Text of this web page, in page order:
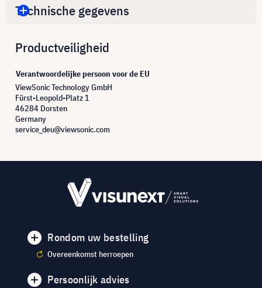
Technische gegevens
Productveiligheid
Verantwoordelijke persoon voor de EU
ViewSonic Technology GmbH
Fürst-Leopold-Platz 1
46284 Dorsten
Germany
service_deu@viewsonic.com
Rondom uw bestelling
Overeenkomst herroepen
Persoonlijk advies